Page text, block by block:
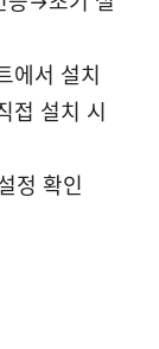
에서 설치
설치 시
정 확인